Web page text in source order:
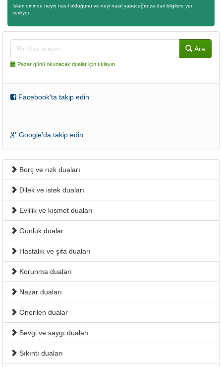
İslam dininde neyin nasıl olduğunu ve neyi nasıl yapacağınıza dair bilgilere yer
veriliyor
Ara
Pazar günü okunacak dualar için tıklayın
Facebook'ta takip edin
Google'da takip edin
Borç ve rızk duaları
Dilek ve istek duaları
Evlilik ve kısmet duaları
Günlük dualar
Hastalık ve şifa duaları
Korunma duaları
Nazar duaları
Önerilen dualar
Sevgi ve saygı duaları
Sıkıntı duaları